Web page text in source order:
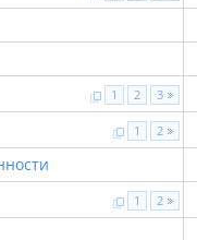
1 2 3
1 2
1 2